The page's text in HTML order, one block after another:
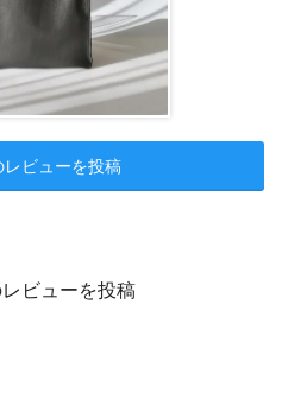
レビューを投稿
ビューを投稿